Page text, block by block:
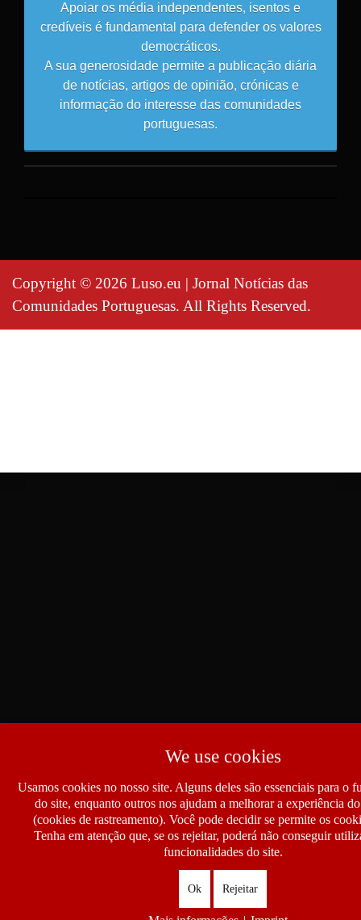
Apoiar os média independentes, isentos e
credíveis é fundamental para defender os valores
democráticos.
A sua generosidade permite a publicação diária
de notícias, artigos de opinião, crónicas e
informação do interesse das comunidades
portuguesas.
Copyright © 2026 Luso.eu | Jornal Notícias das
Comunidades Portuguesas. All Rights Reserved.
We use cookies
Usamos cookies no nosso site. Alguns deles são essenciais para o
do site, enquanto outros nos ajudam a melhorar a experiência
(cookies de rastreamento). Você pode decidir se permite os
Tenha em atenção que, se os rejeitar, poderá não conseguir
funcionalidades do site.
Ok Rejeitar